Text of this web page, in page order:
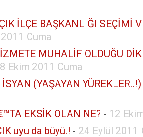
İLÇE BAŞKANLIĞI SEÇİMİ
Cuma
MUHALİF OLDUĞU DİK
Ekim 2011 Cuma
(YAŞAYAN YÜREKLER..!)
EKSİK OLAN NE? - 12
uyu da büyü.! - 24 Eylül 2011